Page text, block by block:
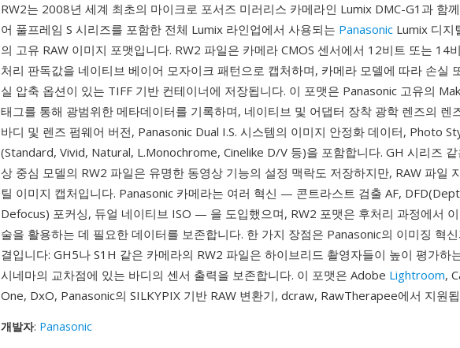
RW2는 2008년 세계 최초의 마이크로 포서즈 미러리스 카메라인 Lumix DMC-G1과 함
어 풀프레임 S 시리즈를 포함한 전체 Lumix 라인업에서 사용되는 Panasonic Lumix 디지
의 고유 RAW 이미지 포맷입니다. RW2 파일은 카메라 CMOS 센서에서 12비트 또는 14
처리 판독값을 네이티브 베이어 모자이크 패턴으로 캡처하며, 카메라 모델에 따라 손실
실 압축 옵션이 있는 TIFF 기반 컨테이너에 저장됩니다. 이 포맷은 Panasonic 고유의
태그를 통해 광범위한 메타데이터를 기록하며, 네이티브 및 어댑터 장착 광학 렌즈의 렌
바디 및 렌즈 펌웨어 버전, Panasonic Dual I.S. 시스템의 이미지 안정화 데이터, Photo
(Standard, Vivid, Natural, L.Monochrome, Cinelike D/V 등)을 포함합니다. GH 시리즈 같
상 중심 모델의 RW2 파일은 유명한 동영상 기능의 설정 맥락도 저장하지만, RAW 파일
틸 이미지 캡처입니다. Panasonic 카메라는 여러 혁신 — 콘트라스트 검출 AF,
Defocus) 포커싱, 듀얼 네이티브 ISO — 을 도입했으며, RW2 포맷은 후처리 과정에서
술을 활용하는 데 필요한 데이터를 보존합니다. 한 가지 장점은 Panasonic의 이미징 혁
결입니다: GH5나 S1H 같은 카메라의 RW2 파일은 하이브리드 촬영자들이 높이 평가하
시네마의 교차점에 있는 바디의 센서 출력을 보존합니다. 이 포맷은 Adobe Lightroom,
One, DxO, Panasonic의 SILKYPIX 기반 RAW 변환기, dcraw, RawTherapee에서 지원
개발자: Panasonic